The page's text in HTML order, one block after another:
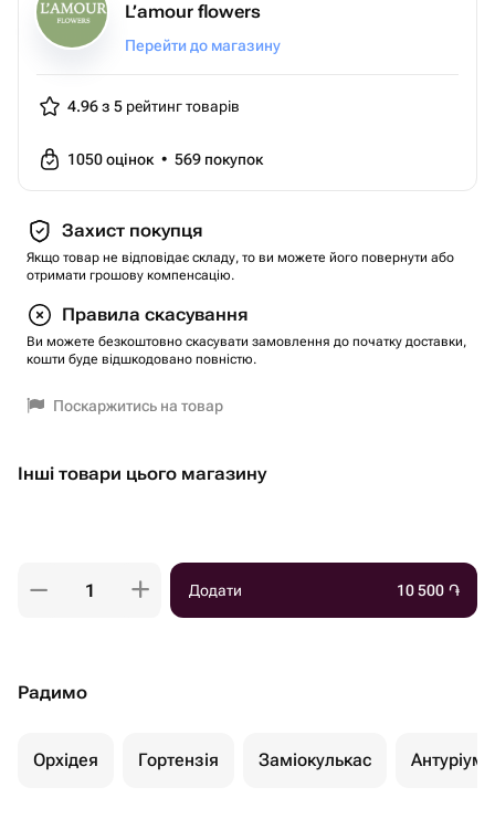
L’amour flowers
Перейти до магазину
4.96 з 5 рейтинг товарів
1050оцінок • 569 покупок
Захист покупця
Якщо товар не відповідає складу, то ви можете його повернути або
отримати грошову компенсацію.
Правила скасування
Ви можете безкоштовно скасувати замовлення до початку доставки,
кошти буде відшкодовано повністю.
Поскаржитись на товар
Інші товари цього магазину
Додати 10 500 ֏
Радимо
Орхідея Гортензія Заміокулькас Антуріуми